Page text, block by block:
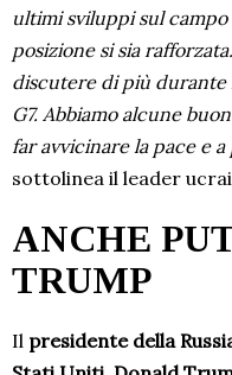
ultimi sviluppi sul
posizione si sia
discutere di più
G7. Abbiamo alcune
far avvicinare la pace e
sottolinea il leader
ANCHE
TRUMP
Il presidente della